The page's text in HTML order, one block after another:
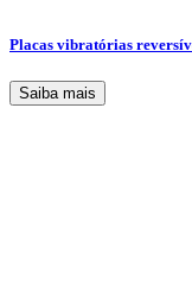
Placas vibratórias
Saiba mais